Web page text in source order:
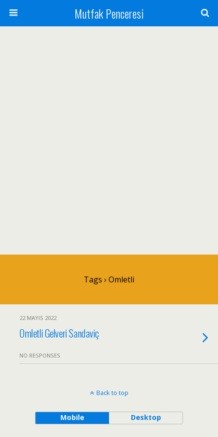
Mutfak Penceresi
Tags › Omletli
22 MAYIS 2022
Omletli Gelveri Sandaviç
NO RESPONSES
Back to top
Mobile Desktop